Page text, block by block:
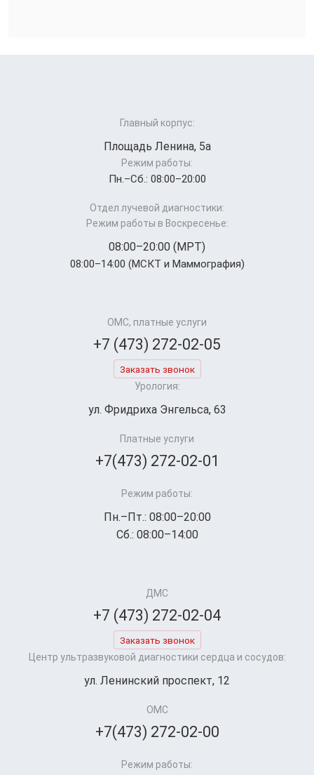
Главный корпус:
Площадь Ленина, 5а
Режим работы:
Пн.–Cб.: 08:00–20:00
Отдел лучевой диагностики:
Режим работы в Воскресенье:
08:00–20:00 (МРТ)
08:00–14:00 (МСКТ и Маммография)
ОМС, платные услуги
+7 (473) 272-02-05
Заказать звонок
Урология:
ул. Фридриха Энгельса, 63
Платные услуги
+7(473) 272-02-01
Режим работы:
Пн.–Пт.: 08:00–20:00
Сб.: 08:00–14:00
ДМС
+7 (473) 272-02-04
Заказать звонок
Центр ультразвуковой диагностики сердца и сосудов:
ул. Ленинский проспект, 12
ОМС
+7(473) 272-02-00
Режим работы: